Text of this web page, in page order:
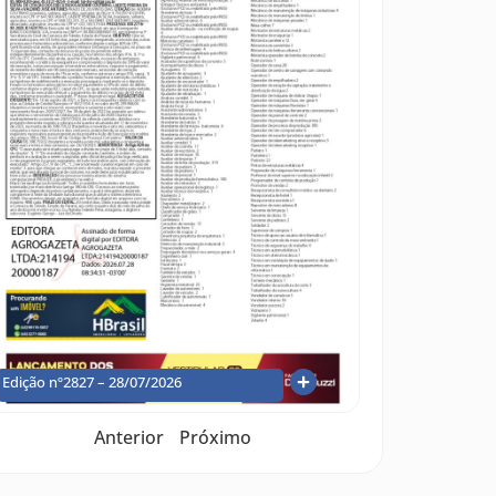
Edição nº2827 – 28/07/2026
Anterior Próximo